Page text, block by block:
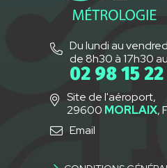
Du lundi au
de 8h30 à 17h30 au
02 98 15
Site de l'aéroport,
29600 MORLAIX,
Email